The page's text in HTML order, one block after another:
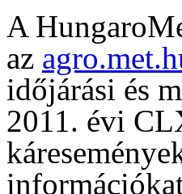
A
az
időjárási és
2011. évi